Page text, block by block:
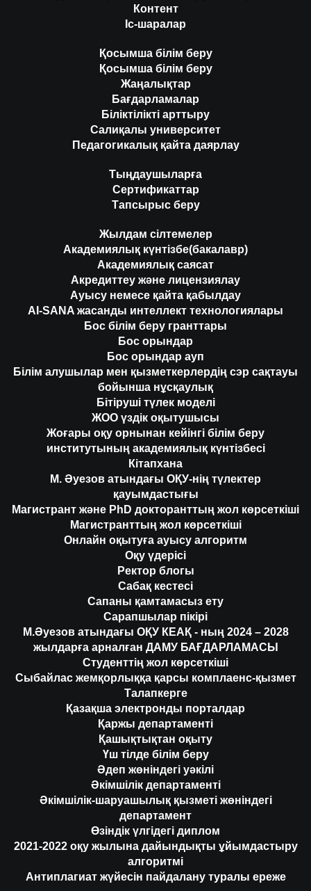
Контент
Іс-шаралар
Қосымша білім беру
Қосымша білім беру
Жаңалықтар
Бағдарламалар
Біліктілікті арттыру
Салиқалы университет
Педагогикалық қайта даярлау
Тыңдаушыларға
Сертификаттар
Тапсырыс беру
Жылдам сілтемелер
Академиялық күнтізбе(бакалавр)
Академиялық саясат
Акредиттеу және лицензиялау
Ауысу немесе қайта қабылдау
AI-SANA жасанды интеллект технологиялары
Бос білім беру гранттары
Бос орындар
Бос орындар ауп
Білім алушылар мен қызметкерлердің сэр сақтауы
бойынша нұсқаулық
Бітіруші түлек моделі
ЖОО үздік оқытушысы
Жоғары оқу орнынан кейінгі білім беру
институтының академиялық күнтізбесі
Кітапхана
М. Әуезов атындағы ОҚУ-нің түлектер
қауымдастығы
Магистрант және PhD докторанттың жол көрсеткіші
Магистранттың жол көрсеткіші
Онлайн оқытуға ауысу алгоритм
Оқу үдерісі
Ректор блогы
Сабақ кестесі
Сапаны қамтамасыз ету
Сарапшылар пікірі
М.Әуезов атындағы ОҚУ КЕАҚ - ның 2024 – 2028
жылдарға арналған ДАМУ БАҒДАРЛАМАСЫ
Студенттің жол көрсеткіші
Сыбайлас жемқорлыққа қарсы комплаенс-қызмет
Талапкерге
Қазақша электронды порталдар
Қаржы департаменті
Қашықтықтан оқыту
Үш тілде білім беру
Әдеп жөніндегі уәкілі
Әкімшілік департаменті
Әкімшілік-шаруашылық қызметі жөніндегі
департамент
Өзіндік үлгідегі диплом
2021-2022 оқу жылына дайындықты ұйымдастыру
алгоритмі
Антиплагиат жүйесін пайдалану туралы ереже